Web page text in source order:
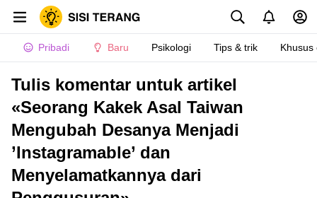
Pribadi Baru Psikologi Tips & trik Khusus
Tulis komentar untuk artikel
«Seorang Kakek Asal Taiwan
Mengubah Desanya Menjadi
’Instagramable’ dan
Menyelamatkannya dari